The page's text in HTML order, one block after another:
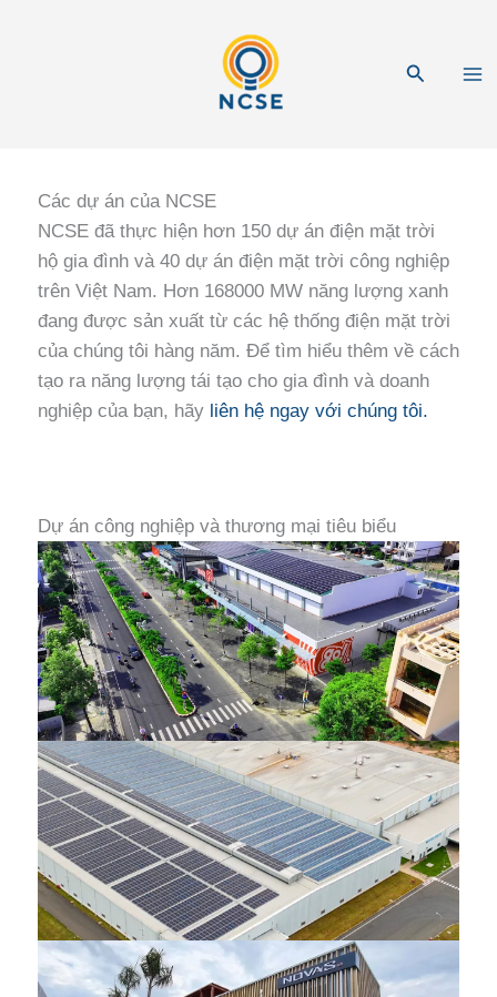
Tìm
Các dự án của NCSE
NCSE đã thực hiện hơn 150 dự án điện mặt trời
hộ gia đình và 40 dự án điện mặt trời công nghiệp
trên Việt Nam. Hơn 168000 MW năng lượng xanh
đang được sản xuất từ các hệ thống điện mặt trời
của chúng tôi hàng năm. Để tìm hiểu thêm về cách
tạo ra năng lượng tái tạo cho gia đình và doanh
nghiệp của bạn, hãy liên hệ ngay với chúng tôi.
Dự án công nghiệp và thương mại tiêu biểu